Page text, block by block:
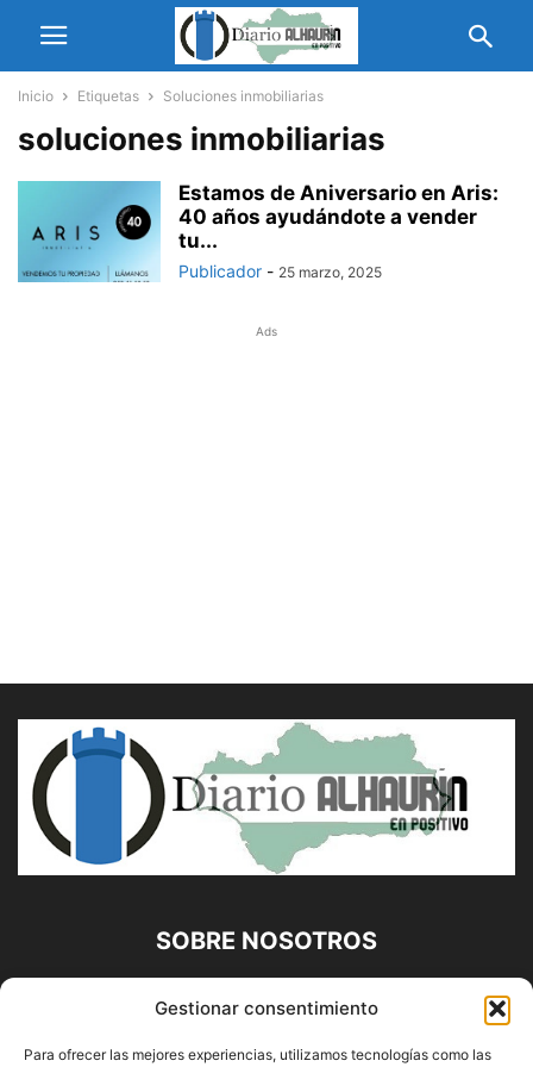
Gestionar consentimiento
Para ofrecer las mejores experiencias, utilizamos tecnologías como las
Inicio Etiquetas Soluciones inmobiliarias
soluciones inmobiliarias
Estamos de Aniversario en Aris:
40 años ayudándote a vender
tu...
Publicador - 25 marzo, 2025
Ads
SOBRE NOSOTROS
Diario Alhaurín (www.alhaurindelatorre.com) Propiedad de
Francisco E. López López | 639 95 71 95 | Noticias de
Alhaurín de la Torre, Málaga y Provincia|